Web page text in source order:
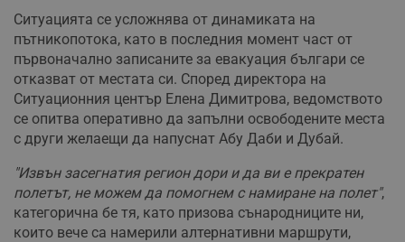
Ситуацията се усложнява от динамиката на
пътникопотока, като в последния момент част от
първоначално записаните за евакуация българи се
отказват от местата си. Според директора на
Ситуационния център Елена Димитрова, ведомството
се опитва оперативно да запълни освободените места
с други желаещи да напуснат Абу Даби и Дубай.
"Извън засегнатия регион дори и да ви е прекратен
полетът, не можем да помогнем с намиране на полет",
категорична бе тя, като призова сънародниците ни,
които вече са намерили алтернативни маршрути,